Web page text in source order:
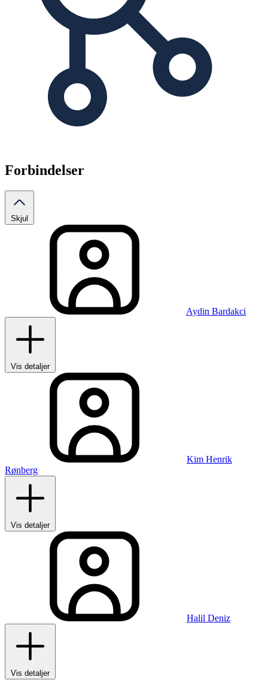
Forbindelser
Skjul
Aydin Bardakci
Vis detaljer
Kim Henrik
Rønberg
Vis detaljer
Halil Deniz
Vis detaljer